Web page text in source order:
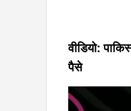
वीडियो:
पैसे